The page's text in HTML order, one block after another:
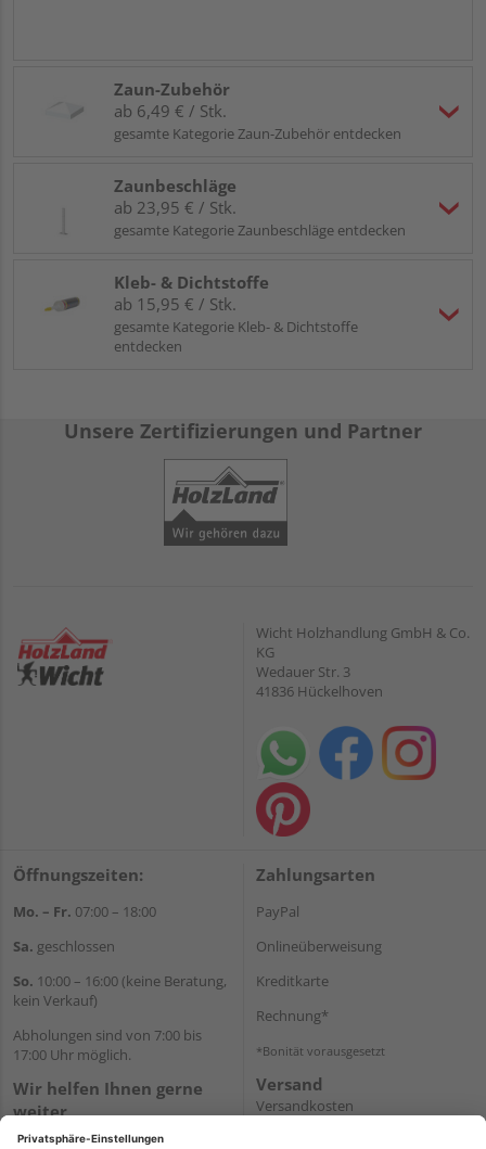
Zaun-Zubehör
ab 6,49 € / Stk.
gesamte Kategorie Zaun-Zubehör entdecken
Zaunbeschläge
ab 23,95 € / Stk.
gesamte Kategorie Zaunbeschläge entdecken
Kleb- & Dichtstoffe
ab 15,95 € / Stk.
gesamte Kategorie Kleb- & Dichtstoffe
entdecken
Unsere Zertifizierungen und Partner
Wicht Holzhandlung GmbH & Co.
KG
Wedauer Str. 3
41836 Hückelhoven
Öffnungszeiten:
Mo. – Fr. 07:00 – 18:00
Sa. geschlossen
So. 10:00 – 16:00 (keine Beratung,
kein Verkauf)
Abholungen sind von 7:00 bis
17:00 Uhr möglich.
Wir helfen Ihnen gerne
weiter
Tel.:+49 2462 99099
Zahlungsarten
PayPal
Onlineüberweisung
Kreditkarte
Rechnung*
*Bonität vorausgesetzt
Versand
Versandkosten